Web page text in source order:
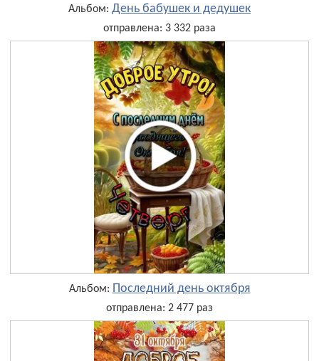
Альбом: День бабушек и дедушек
отправлена: 3 332 раза
Альбом: Последний день октября
отправлена: 2 477 раз